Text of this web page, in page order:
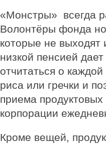
«Монстры» всегда
Волонтёры фонда
которые не
низкой пенсией
отчитаться о
риса или гречки и
приема
корпорации
Кроме вещей,